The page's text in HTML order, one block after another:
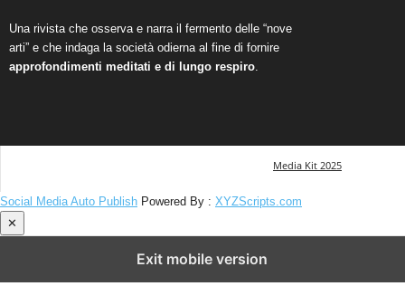
Una rivista che osserva e narra il fermento delle “nove
arti” e che indaga la società odierna al fine di fornire
approfondimenti meditati e di lungo respiro.
Media Kit 2025
Social Media Auto Publish Powered By : XYZScripts.com
✕
Exit mobile version